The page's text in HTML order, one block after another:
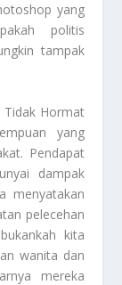
yang
politis
tampak
Tidak Hormat
yang
Pendapat
dampak
menyatakan
pelecehan
kita
wanita dan
mereka